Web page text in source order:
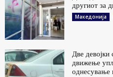
другиот за
Македонија
Две девојки
движење
однесување